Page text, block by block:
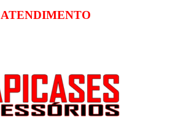
ATENDIMENTO